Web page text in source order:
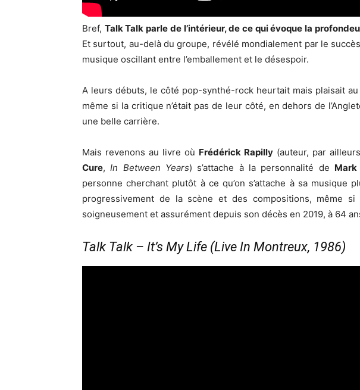
Bref, Talk Talk parle de l’intérieur, de ce qui évoque la
Et surtout, au-delà du groupe, révélé mondialement par le
musique oscillant entre l’emballement et le désespoir.
A leurs débuts, le côté pop-synthé-rock heurtait mais plaisait
même si la critique n’était pas de leur côté, en dehors de
une belle carrière.
Mais revenons au livre où Frédérick Rapilly (auteur, par
Cure,In Between Years) s’attache à la personnalité de Mark
personne cherchant plutôt à ce qu’on s’attache à sa musique
progressivement de la scène et des compositions, même
soigneusement et assurément depuis son décès en 2019, à 64
Talk Talk – It’s My Life (Live In Montreux, 1986)